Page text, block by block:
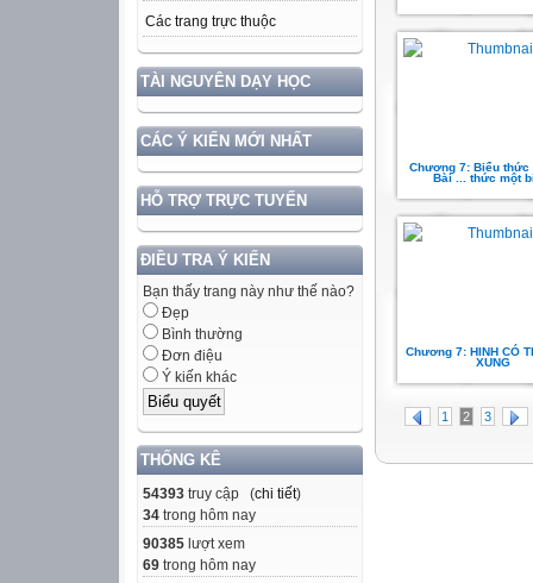
Các trang trực thuộc
TÀI NGUYÊN DẠY HỌC
CÁC Ý KIẾN MỚI NHẤT
HỖ TRỢ TRỰC TUYẾN
ĐIỀU TRA Ý KIẾN
Bạn thấy trang này như thế nào?
Đẹp
Bình thường
Đơn điệu
Ý kiến khác
THỐNG KÊ
54393 truy cập (chi tiết)
34 trong hôm nay
90385 lượt xem
69 trong hôm nay
Chương 7: Biểu thức
Bài ... thức một
Chương 7: HINH CÓ
XUNG
1 2 3